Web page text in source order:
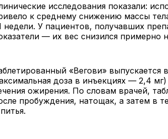
исследования показали:
к среднему снижению массы
недели. У пациентов, получавших
— их вес снизился примерно
«Вегови» выпускается
доза в инъекциях — 2,4
ожирения. По словам врачей,
пробуждения, натощак, а затем в